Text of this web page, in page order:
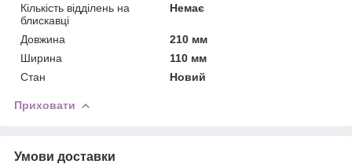
Кількість відділень на
блискавці
Немає
Довжина
210 мм
Ширина
110 мм
Стан
Новий
Приховати
Умови доставки